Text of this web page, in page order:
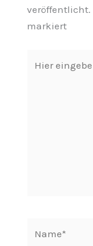
veröffentlicht.
markiert
eingeben…